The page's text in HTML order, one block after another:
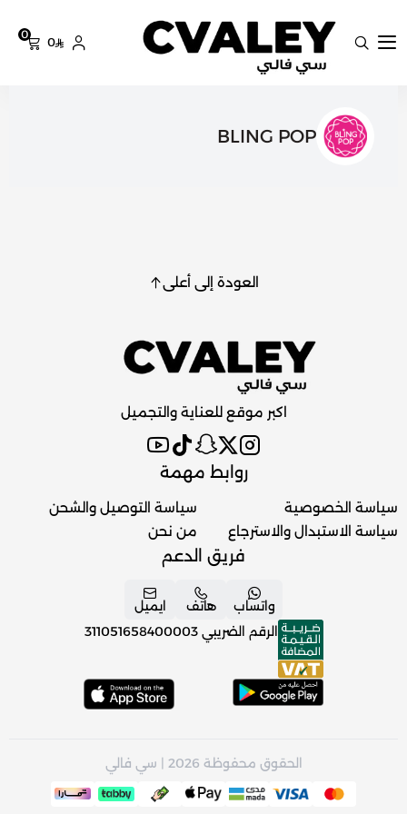
سي فالي
0
0
BLING POP
العودة إلى أعلى
اكبر موقع للعناية والتجميل
روابط مهمة
سياسة الخصوصية
سياسة الاستبدال والاسترجاع
سياسة التوصيل والشحن
من نحن
فريق الدعم
واتساب هاتف
ايميل
الرقم الضريبي 311051658400003
الحقوق محفوظة 2026 | سي فالي